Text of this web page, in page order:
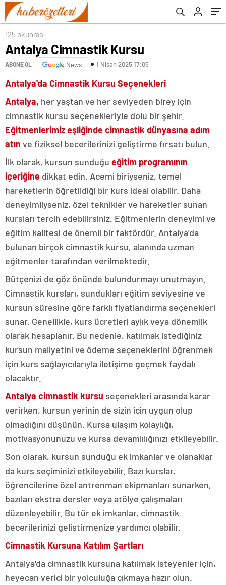
125 okunma
Antalya Cimnastik Kursu
ABONE OL News 1 Nisan 2025 17:05
Antalya'da Cimnastik Kursu Seçenekleri
Antalya, her yaştan ve her seviyeden birey için
cimnastik kursu seçenekleriyle dolu bir şehir.
Eğitmenlerimiz eşliğinde cimnastik dünyasına adım
atın ve fiziksel becerilerinizi geliştirme fırsatı bulun.
İlk olarak, kursun sunduğu eğitim programının
içeriğine dikkat edin. Acemi biriyseniz, temel
hareketlerin öğretildiği bir kurs ideal olabilir. Daha
deneyimliyseniz, özel teknikler ve hareketler sunan
kursları tercih edebilirsiniz. Eğitmenlerin deneyimi ve
eğitim kalitesi de önemli bir faktördür. Antalya'da
bulunan birçok cimnastik kursu, alanında uzman
eğitmenler tarafından verilmektedir.
Bütçenizi de göz önünde bulundurmayı unutmayın.
Cimnastik kursları, sundukları eğitim seviyesine ve
kursun süresine göre farklı fiyatlandırma seçenekleri
sunar. Genellikle, kurs ücretleri aylık veya dönemlik
olarak hesaplanır. Bu nedenle, katılmak istediğiniz
kursun maliyetini ve ödeme seçeneklerini öğrenmek
için kurs sağlayıcılarıyla iletişime geçmek faydalı
olacaktır.
Antalya cimnastik kursu seçenekleri arasında karar
verirken, kursun yerinin de sizin için uygun olup
olmadığını düşünün. Kursa ulaşım kolaylığı,
motivasyonunuzu ve kursa devamlılığınızı etkileyebilir.
Son olarak, kursun sunduğu ek imkanlar ve olanaklar
da kurs seçiminizi etkileyebilir. Bazı kurslar,
öğrencilerine özel antrenman ekipmanları sunarken,
bazıları ekstra dersler veya atölye çalışmaları
düzenleyebilir. Bu tür ek imkanlar, cimnastik
becerilerinizi geliştirmenize yardımcı olabilir.
Cimnastik Kursuna Katılım Şartları
Antalya'da cimnastik kursuna katılmak isteyenler için,
heyecan verici bir yolculuğa çıkmaya hazır olun.